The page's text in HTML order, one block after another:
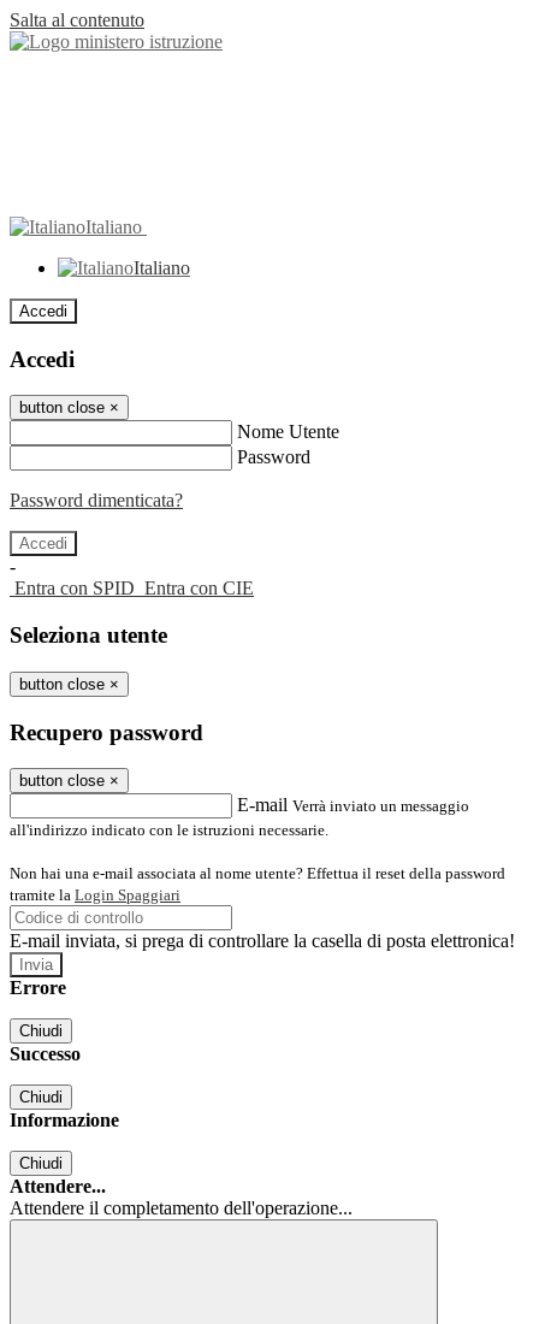
Salta al contenuto
Italiano
Italiano
Accedi
Accedi
button close ×
Nome Utente
Password
Password dimenticata?
-
Entra con SPID Entra con CIE
Seleziona utente
button close ×
Recupero password
button close ×
E-mail Verrà inviato un messaggio
all'indirizzo indicato con le istruzioni necessarie.
Non hai una e-mail associata al nome utente? Effettua il reset della password
tramite la Login Spaggiari
E-mail inviata, si prega di controllare la casella di posta elettronica!
Errore
Chiudi
Successo
Chiudi
Informazione
Chiudi
Attendere...
Attendere il completamento dell'operazione...